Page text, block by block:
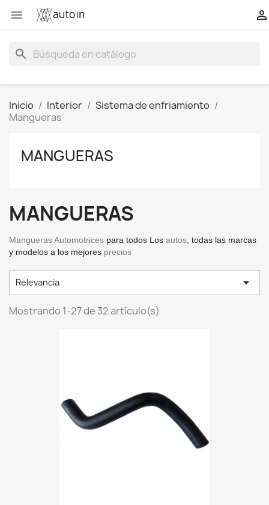
 
search
Inicio Interior
Sistema de enfriamiento
Mangueras
MANGUERAS
MANGUERAS
Mangueras Automotrices para todos Los autos , todas las marcas
y modelos a los mejores precios
Relevancia 
Mostrando 1-27 de 32 artículo(s)